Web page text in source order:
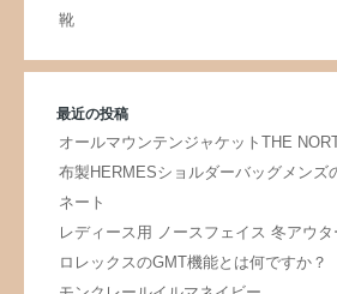
靴
最近の投稿
オールマウンテンジャケットTHE
布製HERMESショルダーバッグメンズ
ネート
レディース用 ノースフェイス 冬アウ
ロレックスのGMT機能とは何ですか？